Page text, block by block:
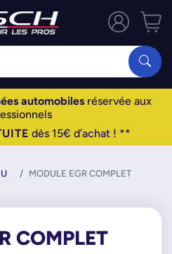
automobiles réservée aux
dès 15€ d’achat ! **
MODULE EGR COMPLET
COMPLET